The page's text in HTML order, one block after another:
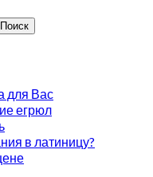
для Вас
егрюл
в латиницу?